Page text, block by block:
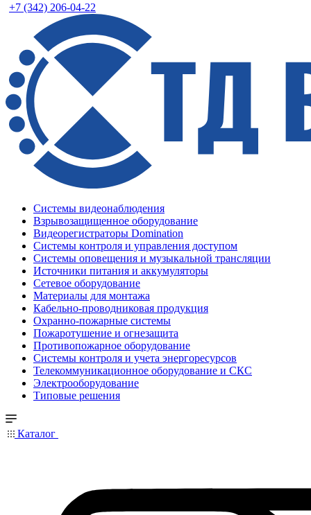
+7 (342) 206-04-22
Системы видеонаблюдения
Взрывозащищенное оборудование
Видеорегистраторы Domination
Системы контроля и управления доступом
Системы оповещения и музыкальной трансляции
Источники питания и аккумуляторы
Сетевое оборудование
Материалы для монтажа
Кабельно-проводниковая продукция
Охранно-пожарные системы
Пожаротушение и огнезащита
Противопожарное оборудование
Системы контроля и учета энергоресурсов
Телекоммуникационное оборудование и СКС
Электрооборудование
Типовые решения
Каталог